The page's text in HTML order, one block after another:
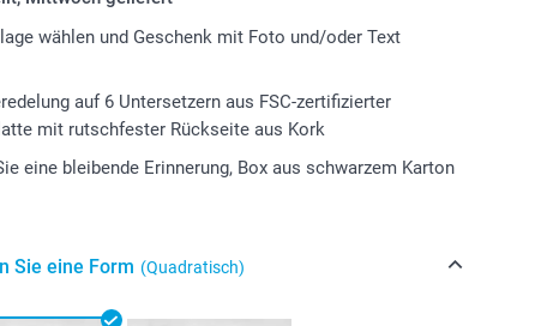
wählen und Geschenk mit Foto und/oder Text
auf 6 Untersetzern aus FSC-zertifizierter
mit rutschfester Rückseite aus Kork
eine bleibende Erinnerung, Box aus schwarzem Karton
Sie eine Form (Quadratisch)